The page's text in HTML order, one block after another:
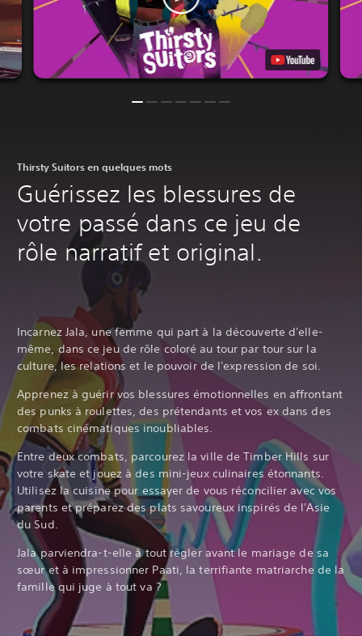
Thirsty Suitors en quelques mots
Guérissez les blessures de
votre passé dans ce jeu de
rôle narratif et original.‎
Incarnez Jala, une femme qui part à la découverte d'elle-
même, dans ce jeu de rôle coloré au tour par tour sur la
culture, les relations et le pouvoir de l'expression de soi.‎
Apprenez à guérir vos blessures émotionnelles en affrontant
des punks à roulettes, des prétendants et vos ex dans des
combats cinématiques inoubliables.
Entre deux combats, parcourez la ville de Timber Hills sur
votre skate et jouez à des mini-jeux culinaires étonnants.
Utilisez la cuisine pour essayer de vous réconcilier avec vos
parents et préparez des plats savoureux inspirés de l'Asie
du Sud.‎
Jala parviendra-t-elle à tout régler avant le mariage de sa
sœur et à impressionner Paati, la terrifiante matriarche de la
famille qui juge à tout va ?